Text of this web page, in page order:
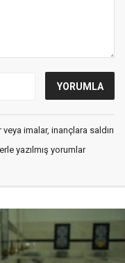
imalar, inançlara saldırı
yazılmış yorumlar